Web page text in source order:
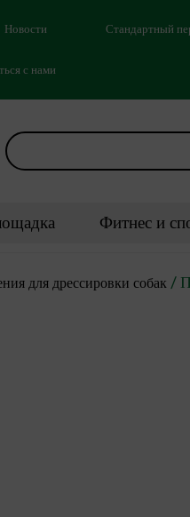
Новости Стандартный
с нами
Фитнес и
для дрессировки собак/